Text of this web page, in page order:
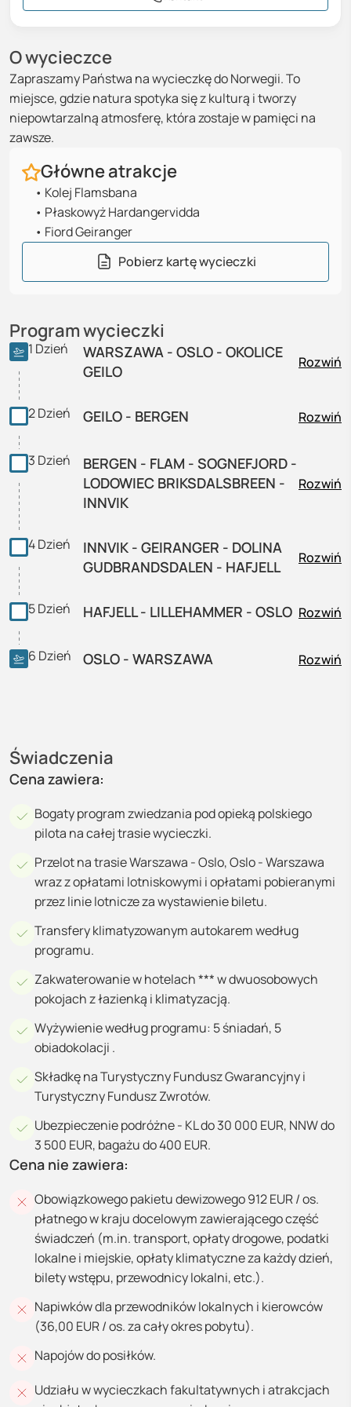
O wycieczce
Zapraszamy Państwa na wycieczkę do Norwegii. To
miejsce, gdzie natura spotyka się z kulturą i tworzy
niepowtarzalną atmosferę, która zostaje w pamięci na
zawsze.
Główne atrakcje
• Kolej Flamsbana
• Płaskowyż Hardangervidda
• Fiord Geiranger
Pobierz kartę wycieczki
Program wycieczki
1 Dzień
WARSZAWA - OSLO - OKOLICE
GEILO
Rozwiń
2Dzień GEILO - BERGEN Rozwiń
3 Dzień
BERGEN - FLAM - SOGNEFJORD -
LODOWIEC BRIKSDALSBREEN -
INNVIK
Rozwiń
4Dzień
INNVIK - GEIRANGER - DOLINA
GUDBRANDSDALEN - HAFJELL
Rozwiń
5Dzień HAFJELL - LILLEHAMMER - OSLO Rozwiń
6 Dzień OSLO - WARSZAWA Rozwiń
Świadczenia
Cena zawiera:
Bogaty program zwiedzania pod opieką polskiego
pilota na całej trasie wycieczki.
Przelot na trasie Warszawa - Oslo, Oslo - Warszawa
wraz z opłatami lotniskowymi i opłatami pobieranymi
przez linie lotnicze za wystawienie biletu.
Transfery klimatyzowanym autokarem według
programu.
Zakwaterowanie w hotelach *** w dwuosobowych
pokojach z łazienką i klimatyzacją.
Wyżywienie według programu: 5 śniadań, 5
obiadokolacji .
Składkę na Turystyczny Fundusz Gwarancyjny i
Turystyczny Fundusz Zwrotów.
Ubezpieczenie podróżne - KL do 30 000 EUR, NNW do
3 500 EUR, bagażu do 400 EUR.
Cena nie zawiera:
Obowiązkowego pakietu dewizowego 912 EUR / os.
płatnego w kraju docelowym zawierającego część
świadczeń (m.in. transport, opłaty drogowe, podatki
lokalne i miejskie, opłaty klimatyczne za każdy dzień,
bilety wstępu, przewodnicy lokalni, etc.).
Napiwków dla przewodników lokalnych i kierowców
(36,00 EUR / os. za cały okres pobytu).
Napojów do posiłków.
Udziału w wycieczkach fakultatywnych i atrakcjach